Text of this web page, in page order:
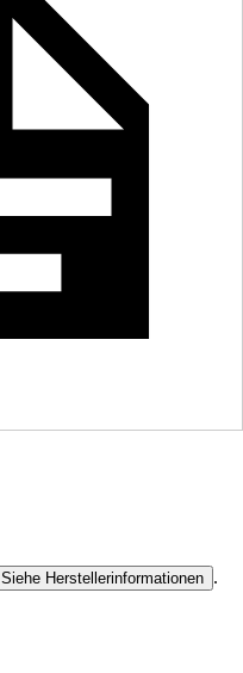
Siehe Herstellerinformationen .